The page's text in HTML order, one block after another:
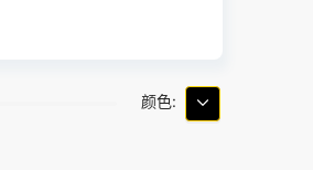
颜色: